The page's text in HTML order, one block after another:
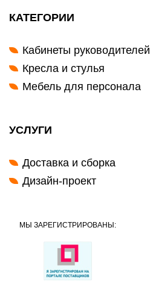
КАТЕГОРИИ
Кабинеты руководителей
Кресла и стулья
Мебель для персонала
УСЛУГИ
Доставка и сборка
Дизайн-проект
МЫ ЗАРЕГИСТРИРОВАНЫ: